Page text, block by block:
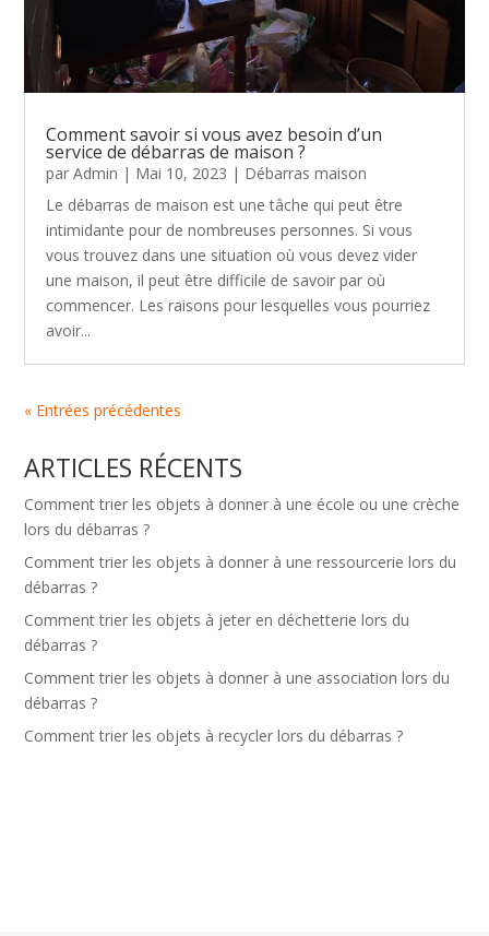
Comment savoir si vous avez besoin d’un
service de débarras de maison ?
parAdmin | Mai 10, 2023 | Débarras maison
Le débarras de maison est une tâche qui peut être
intimidante pour de nombreuses personnes. Si vous
vous trouvez dans une situation où vous devez vider
une maison, il peut être difficile de savoir par où
commencer. Les raisons pour lesquelles vous pourriez
avoir...
« Entrées précédentes
ARTICLES RÉCENTS
Comment trier les objets à donner à une école ou une crèche
lors du débarras ?
Comment trier les objets à donner à une ressourcerie lors du
débarras ?
Comment trier les objets à jeter en déchetterie lors du
débarras ?
Comment trier les objets à donner à une association lors du
débarras ?
Comment trier les objets à recycler lors du débarras ?